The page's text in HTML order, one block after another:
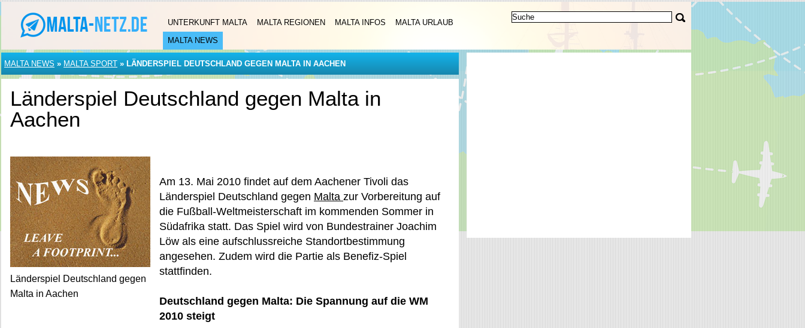
UNTERKUNFT MALTA MALTA REGIONEN MALTA INFOS
MALTA URLAUB
MALTA NEWS
MALTA NEWS » MALTA SPORT » LÄNDERSPIEL DEUTSCHLAND GEGEN MALTA IN AACHEN
Länderspiel Deutschland gegen Malta in
Aachen
Länderspiel Deutschland gegen
Malta in Aachen
Am 13. Mai 2010 findet auf dem Aachener Tivoli das
Länderspiel Deutschland gegen Malta zur Vorbereitung auf
die Fußball-Weltmeisterschaft im kommenden Sommer in
Südafrika statt. Das Spiel wird von Bundestrainer Joachim
Löw als eine aufschlussreiche Standortbestimmung
angesehen. Zudem wird die Partie als Benefiz-Spiel
stattfinden.
Deutschland gegen Malta: Die Spannung auf die WM
2010 steigt